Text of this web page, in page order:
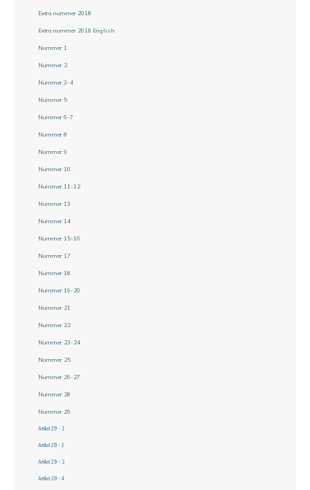
Extra nummer 2018
Extra nummer 2018 English
Nummer 1
Nummer 2
Nummer 3-4
Nummer 5
Nummer 6-7
Nummer 8
Nummer 9
Nummer 10
Nummer 11-12
Nummer 13
Nummer 14
Nummer 15-16
Nummer 17
Nummer 18
Nummer 19-20
Nummer 21
Nummer 22
Nummer 23-24
Nummer 25
Nummer 26-27
Nummer 28
Nummer 29
Artikel 29 - 1
Artikel 29 - 2
Artikel 29 - 3
Artikel 29 - 4